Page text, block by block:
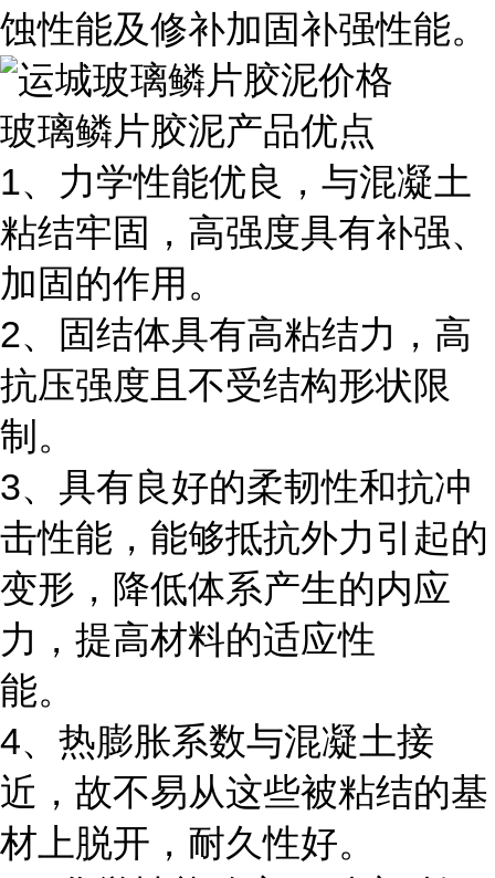
蚀性能及修补加固补强性能。
玻璃鳞片胶泥产品优点
1、力学性能优良，与混凝土
粘结牢固，高强度具有补强、
加固的作用。
2、固结体具有高粘结力，高
抗压强度且不受结构形状限
制。
3、具有良好的柔韧性和抗冲
击性能，能够抵抗外力引起的
变形，降低体系产生的内应
力，提高材料的适应性
能。
4、热膨胀系数与混凝土接
近，故不易从这些被粘结的基
材上脱开，耐久性好。